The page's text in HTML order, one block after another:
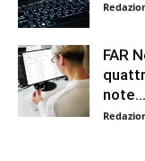
FAR
note...